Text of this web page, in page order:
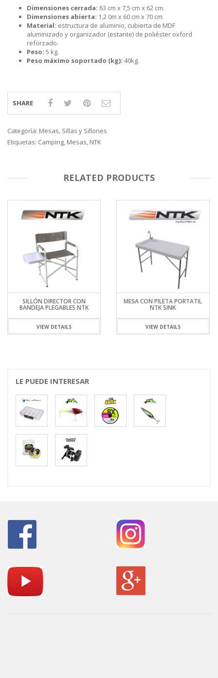
Dimensiones cerrada: 63 cm x 7,5 cm x 62 cm.
Dimensiones abierta: 1,2 0m x 60 cm x 70 cm.
Material: estructura de aluminio, cubierta de MDF
aluminizado y organizador (estante) de poliéster oxford
reforzado.
Peso: 5 kg.
Peso máximo soportado (kg): 40kg.
SHARE
Categoría: Mesas, Sillas y Sillones
Etiquetas: Camping, Mesas, NTK
RELATED PRODUCTS
SILLÓN DIRECTOR CON
BANDEJA PLEGABLES NTK
VIEW DETAILS
MESA CON PILETA PORTATIL
NTK SINK
VIEW DETAILS
LE PUEDE INTERESAR